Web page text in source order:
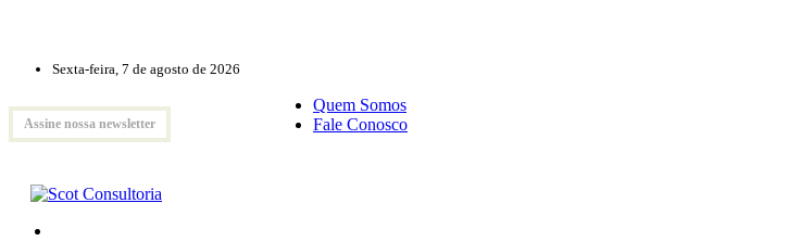
Sexta-feira, 7 de agosto de 2026
Assine nossa newsletter
Quem Somos
Fale Conosco